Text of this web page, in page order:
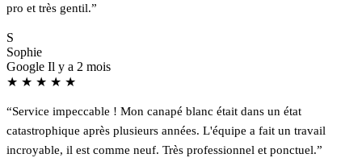
pro et très gentil.”
S
Sophie
Google Il y a 2 mois
★ ★ ★ ★ ★
“Service impeccable ! Mon canapé blanc était dans un état
catastrophique après plusieurs années. L'équipe a fait un travail
incroyable, il est comme neuf. Très professionnel et ponctuel.”